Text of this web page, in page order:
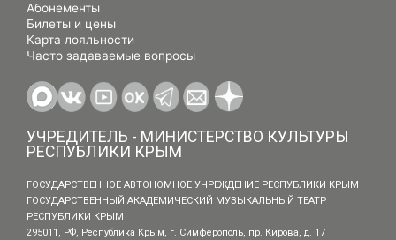
Абонементы
Билеты и цены
Карта лояльности
Часто задаваемые вопросы
УЧРЕДИТЕЛЬ - МИНИСТЕРСТВО КУЛЬТУРЫ
РЕСПУБЛИКИ КРЫМ
ГОСУДАРСТВЕННОЕ АВТОНОМНОЕ УЧРЕЖДЕНИЕ РЕСПУБЛИКИ КРЫМ
ГОСУДАРСТВЕННЫЙ АКАДЕМИЧЕСКИЙ МУЗЫКАЛЬНЫЙ ТЕАТР
РЕСПУБЛИКИ КРЫМ
295011, РФ, Республика Крым, г. Симферополь, пр. Кирова, д. 17